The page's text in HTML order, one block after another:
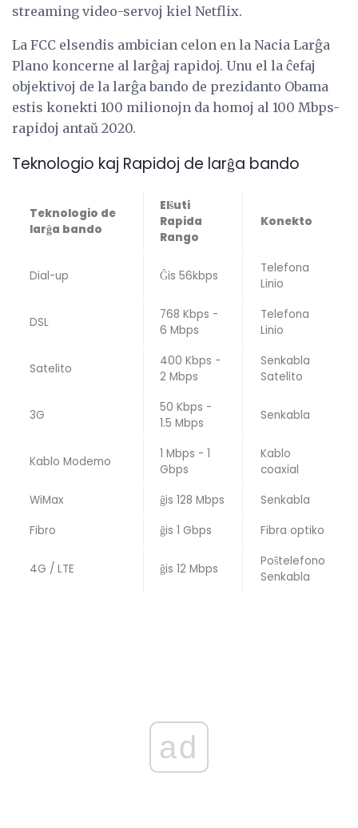
streaming video-servoj kiel Netflix.
La FCC elsendis ambician celon en la Nacia Larĝa
Plano koncerne al larĝaj rapidoj. Unu el la ĉefaj
objektivoj de la larĝa bando de prezidanto Obama
estis konekti 100 milionojn da homoj al 100 Mbps-
rapidoj antaŭ 2020.
Teknologio kaj Rapidoj de larĝa bando
Teknologio de
larĝa bando
Elŝuti
Rapida
Rango
Konekto
Dial-up Ĝis 56kbps
Telefona
Linio
DSL
768 Kbps -
6 Mbps
Telefona
Linio
Satelito
400 Kbps -
2 Mbps
Senkabla
Satelito
3G
50 Kbps -
1.5 Mbps
Senkabla
Kablo Modemo
1 Mbps - 1
Gbps
Kablo
coaxial
WiMax
ĝis 128 Mbps
Senkabla
Fibro
ĝis 1 Gbps Fibra optiko
4G / LTE ĝis 12 Mbps
Poŝtelefono
Senkabla
ad